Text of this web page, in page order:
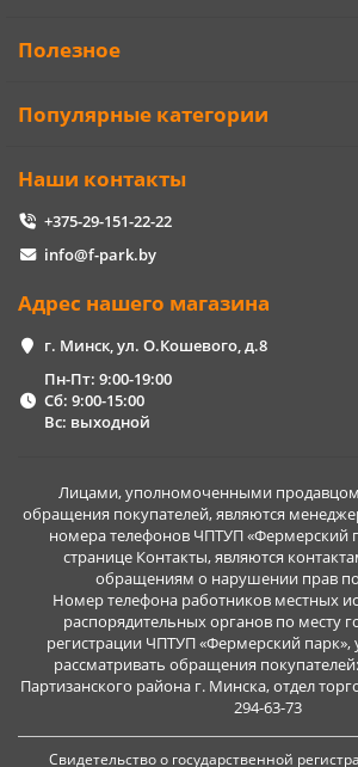
Полезное
Популярные категории
Наши контакты
+375-29-151-22-22
info@f-park.by
Адрес нашего магазина
г. Минск, ул. О.Кошевого, д.8
Пн-Пт: 9:00-19:00
Сб: 9:00-15:00
Вс: выходной
Лицами, уполномоченными продавцом
обращения покупателей, являются
номера телефонов ЧПТУП «Фермерский
странице Контакты, являются
обращениям о нарушении прав
Номер телефона работников местных
распорядительных органов по месту
регистрации ЧПТУП «Фермерский
рассматривать обращения
Партизанского района г. Минска, отдел
294-63-73
Свидетельство о государственной